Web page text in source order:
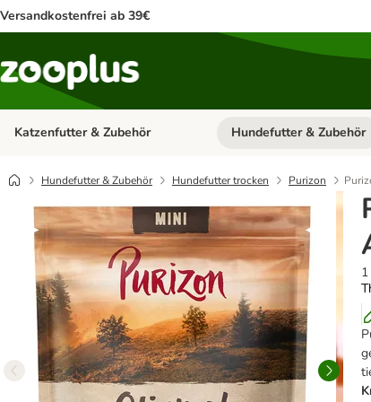
Versandkostenfrei ab 39€
Katzenfutter & Zubehör Kategorie-Menü öffnen:
Hundefutter & Zubehör
Hundefutter & Zubehör Hundefutter trocken Purizon